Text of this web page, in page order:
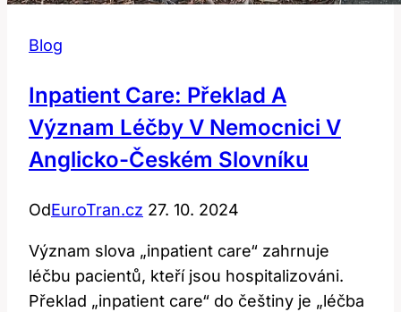
Blog
Inpatient Care: Překlad A
Význam Léčby V Nemocnici V
Anglicko-Českém Slovníku
OdEuroTran.cz 27. 10. 2024
Význam slova „inpatient care“ zahrnuje
léčbu pacientů, kteří jsou hospitalizováni.
Překlad „inpatient care“ do češtiny je „léčba